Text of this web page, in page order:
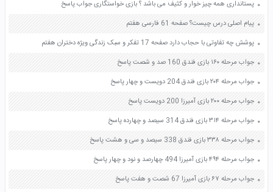
پستانداری همه چیز خوار و کثیف می باشد ؟ بازی خواستگاری جواب پاسخ
پیام اصلی درس چیست؟ صفحه 61 فارسی هفتم
پوشش چه تفاوتی با حجاب دارد صفحه 17 تفکر و سبک زندگی ویژه دختران هفتم
جواب مرحله ۱۶۰ بازی فندق 160 صد و شصت پاسخ
جواب مرحله ۲۰۴ بازی فندق 204 دویست و چهار پاسخ
جواب مرحله ۲۰۰ بازی آمیرزا 200 دویست پاسخ
جواب مرحله ۳۱۴ بازی فندق 314 سیصد و چهارده پاسخ
جواب مرحله ۳۳۸ بازی فندق 338 سیصد و سی و هشت پاسخ
جواب مرحله ۴۹۴ بازی آمیرزا 494 چهارصد و نود و چهار پاسخ
جواب مرحله ۶۷ بازی آمیرزا 67 شصت و هفت پاسخ